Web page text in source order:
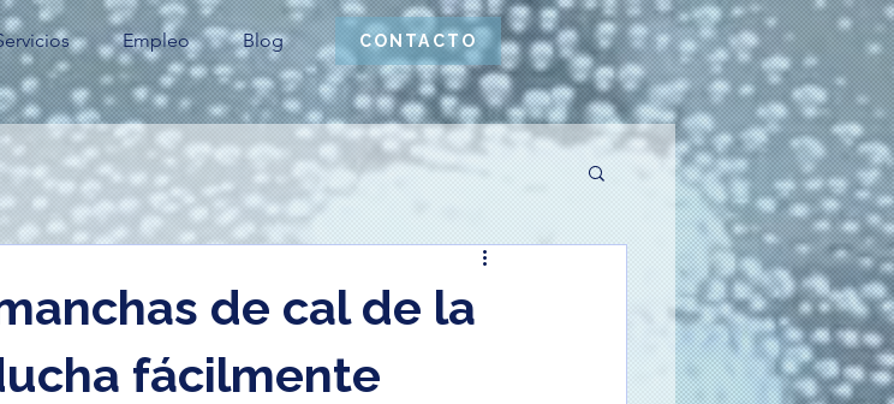
Empleo Blog CONTACTO
de cal de la
fácilmente